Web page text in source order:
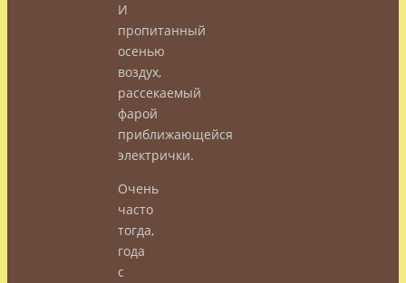
И
пропитанный
осенью
воздух,
рассекаемый
фарой
приближающейся
электрички.
Очень
часто
тогда,
года
с